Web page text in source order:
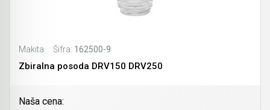
Makita Šifra: 162500-9
Zbiralna posoda DRV150 DRV250
Naša cena: